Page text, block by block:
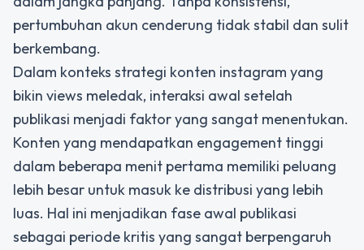
pertumbuhan akun cenderung tidak stabil dan sulit
berkembang.
Dalam konteks strategi konten instagram yang
bikin views meledak, interaksi awal setelah
publikasi menjadi faktor yang sangat menentukan.
Konten yang mendapatkan engagement tinggi
dalam beberapa menit pertama memiliki peluang
lebih besar untuk masuk ke distribusi yang lebih
luas. Hal ini menjadikan fase awal publikasi
sebagai periode kritis yang sangat berpengaruh